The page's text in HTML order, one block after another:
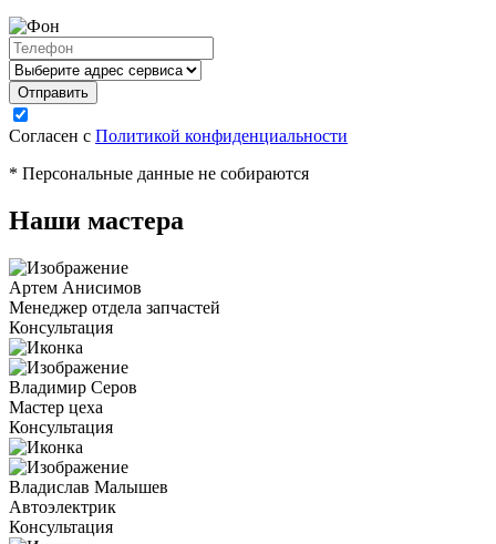
Согласен с Политикой конфиденциальности
* Персональные данные не собираются
Наши мастера
Артем Анисимов
Менеджер отдела запчастей
Консультация
Владимир Серов
Мастер цеха
Консультация
Владислав Малышев
Автоэлектрик
Консультация